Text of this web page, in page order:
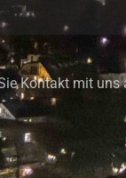
Kontakt mit uns